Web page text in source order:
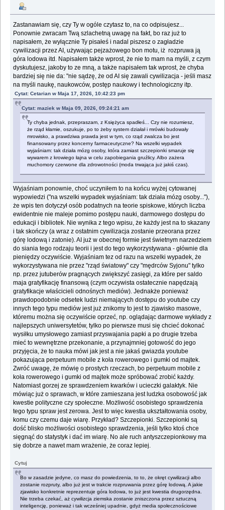
Zastanawiam się, czy Ty w ogóle czytasz to, na co odpisujesz...
Ponownie zwracam Twą szlachetną uwagę na fakt, bo raz już to
napisałem, że wyłącznie Ty pisałeś i nadal piszesz o zagładzie
cywilizacji przez AI, używając pejzażowego bon motu, iż rozpruwa ją
góra lodowa itd. Napisałem także wprost, że nie to mam na myśli, z czym
dyskutujesz, jakoby to ze mną, a także napisałem tak wprost, że chyba
bardziej się nie da: "nie sądzę, że od AI się zawali cywilizacja - jeśli masz
na myśli naukę, naukowców, postęp naukowy i technologiczny itp.
Cytat: Cetarian w Maja 17, 2026, 10:42:23 pm
Cytat: maziek w Maja 09, 2026, 09:24:21 am
Ty chyba jednak, przepraszam, z Księżyca spadłeś... Czy nie rozumiesz,
że rząd kłamie, oszukuje, po to żeby system działał i mrówki budowały
mrowisko, a prawdziwa prawda jest w tym, co rząd zwalcza bo jest
finansowany przez koncerny farmaceutyczne? Na wszelki wypadek
wyjaśniam: tak działa mózg osoby, która zamiast szczepionki smaruje się
wywarem z krowiego łajna w celu zapobiegania gruźlicy. Albo zażera
muchomory czerwone dla zdrowotności (moda trwająca już jakiś czas).
Wyjaśniam ponownie, choć uczyniłem to na końcu wyżej cytowanej
wypowiedzi ("na wszelki wypadek wyjaśniam: tak działa mózg osoby..."),
że wpis ten dotyczył osób podatnych na teorie spiskowe, których liczba
ewidentnie nie maleje pomimo postępu nauki, darmowego dostępu do
edukacji i bibliotek. Nie wynika z tego wpisu, że każdy jest na to skazany
i tak skończy (a wraz z ostatnim cywilizacja zostanie przeorana przez
górę lodową i zatonie). AI już w obecnej formie jest świetnym narzedziem
do siania tego rodzaju teorii i jest do tego wykorzystywana - głównie dla
pieniędzy oczywiście. Wyjaśniam tez od razu na wszelki wypadek, że
wykorzystywana nie przez "rząd światowy" czy "mędrców Syjonu" tylko
np. przez jutuberów pragnących zwiększyć zasięgi, za które per saldo
maja gratyfikację finansową (czym oczywista ostatecznie napędzają
gratyfikacje właścicieli odnośnych mediów). Jednakże ponieważ
prawdopodobnie odsetek ludzi niemających dostępu do youtube czy
innych tego typu mediów jest już znikomy to jest to zjawisko masowe,
któremu można się oczywiście oprzeć, np. oglądając darmowe wykłady z
najlepszych uniwersytetów, tylko po pierwsze musi się chcieć dokonać
wysiłku umysłowego zamiast przyswajania papki a po drugie trzeba
mieć to wewnętrzne przekonanie, a przynajmniej gotowość do jego
przyjęcia, że to nauka mówi jak jest a nie jakaś gwiazda youtube
pokazująca perpetuum mobile z koła rowerowego i gumki od majtek.
Zwróć uwagę, że mówię o prostych rzeczach, bo perpetuum mobile z
koła rowerowego i gumki od majtek może spróbować zrobić każdy.
Natomiast gorzej ze sprawdzeniem kwarków i ucieczki galaktyk. Nie
mówiąc już o sprawach, w które zamieszana jest ludzka osobowość jak
kwestie polityczne czy społeczne. Możliwość osobistego sprawdzenia
tego typu spraw jest zerowa. Jest to więc kwestia ukształtowania osoby,
komu czy czemu daje wiarę. Przykład? Szczepionki. Szczepionki są
dość blisko możliwości osobistego sprawdzenia, jeśli tylko ktoś chce
sięgnąć do statystyk i dać im wiarę. No ale ruch antyszczepionkowy ma
się dobrze a nawet mam wrażenie, że coraz lepiej.
Cytuj
Bo w zasadzie jedyne, co masz do powiedzenia, to to, że okręt cywilizacji albo
zostanie rozpruty, albo już jest w trakcie rozpruwania przez górę lodową. A jakie
zjawisko konkretnie reprezentuje góra lodowa, to już jest kwestia drugorzędna.
Nie trzeba czekać, aż cywilizcja ziemska zostanie zniszczona przez sztuczną
inteligencję, ponieważ i tak wcześniej upadnie, gdyż media społecznościowe